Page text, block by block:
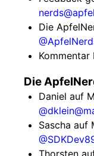
Die
Kommentar
Die
Daniel auf
Sascha auf
Thorsten